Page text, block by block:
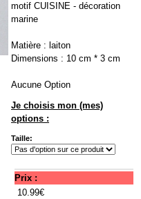
motif CUISINE - décoration
marine
Matière : laiton
Dimensions : 10 cm * 3 cm
Aucune Option
Je choisis mon (mes)
options :
Taille:
Prix :
10.99€